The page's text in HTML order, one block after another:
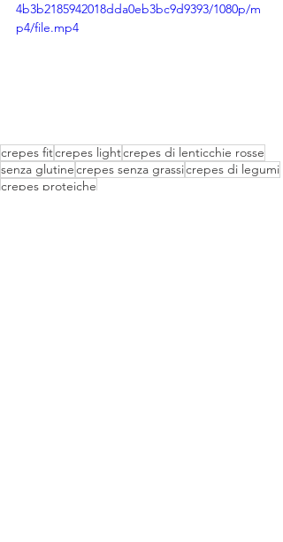
4b3b2185942018dda0eb3bc9d9393/1080p/m
p4/file.mp4
crepes fitcrepes lightcrepes di lenticchie rosse
senza glutinecrepes senza grassicrepes di legumi
crepes proteiche